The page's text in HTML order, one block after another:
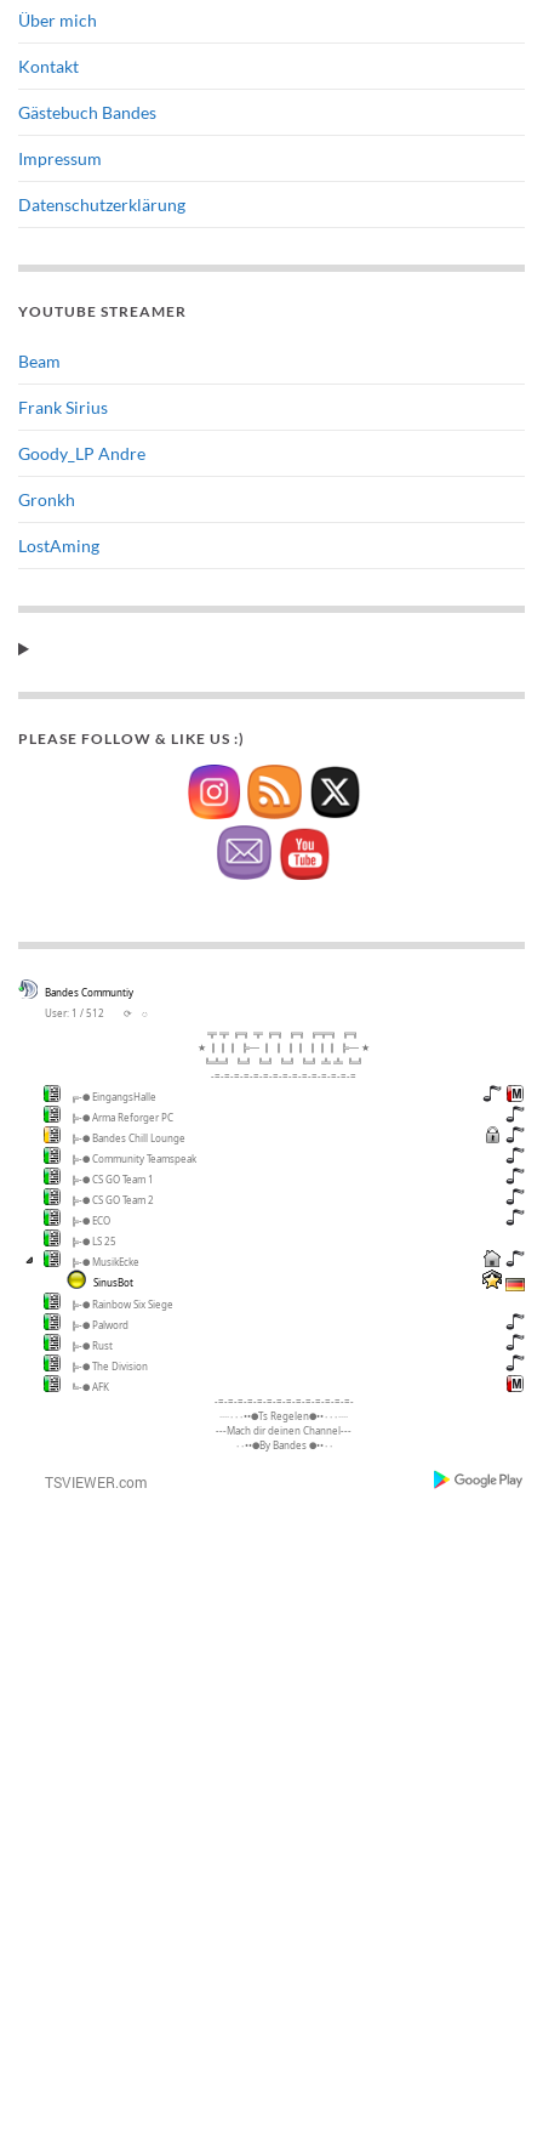
Über mich
Kontakt
Gästebuch Bandes
Impressum
Datenschutzerklärung
YOUTUBE STREAMER
Beam
Frank Sirius
Goody_LP Andre
Gronkh
LostAming
PLEASE FOLLOW & LIKE US :)
Bandes Communtiy
User: 1 / 512
⟳
◌
╦ ╦ ╔╗ ╦ ╔╗ ╔╗ ╔╦╗ ╔╗
★ ║║║ ╠─ ║ ║ ║║ ║║║ ╠─ ★
╚╩╝ ╚╝ ╚╝ ╚╝ ╚╝ ╩ ╩ ╚╝
-=-=-=-=-=-=-=-=-=-=-=-=-=-=-=
╔-● EingangsHalle
╠-● Arma Reforger PC
╠-● Bandes Chill Lounge
╠-● Community Teamspeak
╠-● CS GO Team 1
╠-● CS GO Team 2
╠-● ECO
╠-● LS 25
╠-● MusikEcke
SinusBot
╠-● Rainbow Six Siege
╠-● Palword
╠-● Rust
╠-● The Division
╚-● AFK
-=-=-=-=-=-=-=-=-=-=-=-=-=-=-
····٠٠٠••●Ts Regelen●••٠٠٠····
---Mach dir deinen Channel---
٠٠••●By Bandes ●••٠٠